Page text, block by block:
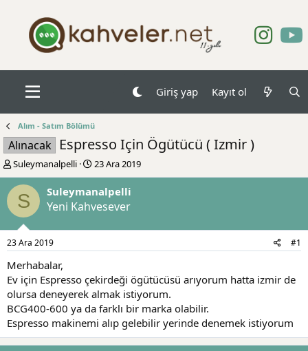
Giriş yap Kayıt ol
Alım - Satım Bölümü
Alınacak Espresso Için Ögütücü ( Izmir )
K
o
n
u
u
b
a
l
a
t
a
n
Suleymanalpelli
B
a
ş
a
ı
t
a
r
i
h
i
23 Ara 2019
S Suleymanalpelli
Yeni Kahvesever
23 Ara 2019 #1
Merhabalar,
Ev için Espresso çekirdeği ögütücüsü arıyorum hatta izmir de
olursa deneyerek almak istiyorum.
BCG400-600 ya da farklı bir marka olabilir.
Espresso makinemi alıp gelebilir yerinde denemek istiyorum